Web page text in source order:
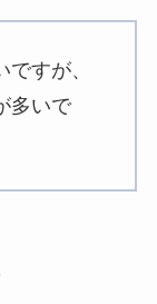
すが、
多いで